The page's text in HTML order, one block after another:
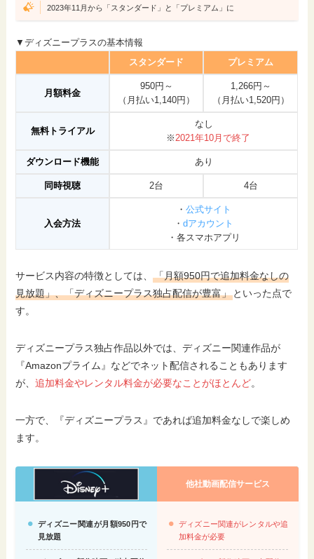
2023年11月から「スタンダード」と「プレミアム」に
▼ディズニープラスの基本情報
スタンダード
プレミアム
月額料金
950円～
（月払い1,140円）
1,266円～
（月払い1,520円）
無料トライアル
なし
※2021年10月で終了
ダウンロード機能 あり
同時視聴 2台 4台
入会方法
・ 公式サイト
・dアカウント
・各スマホアプリ
サービス内容の特徴としては、「月額950円で追加料金なしの
見放題」、「ディズニープラス独占配信が豊富」 といった点で
す。
ディズニープラス独占作品以外では、ディズニー関連作品が
『Amazonプライム』などでネット配信されることもあります
が、追加料金やレンタル料金が必要なことがほとんど。
一方で、『ディズニープラス』であれば追加料金なしで楽しめ
ます。
他社動画配信サービス
ディズニー関連が月額950円で
見放題
ディズニー関連がレンタルや追
加料金が必要